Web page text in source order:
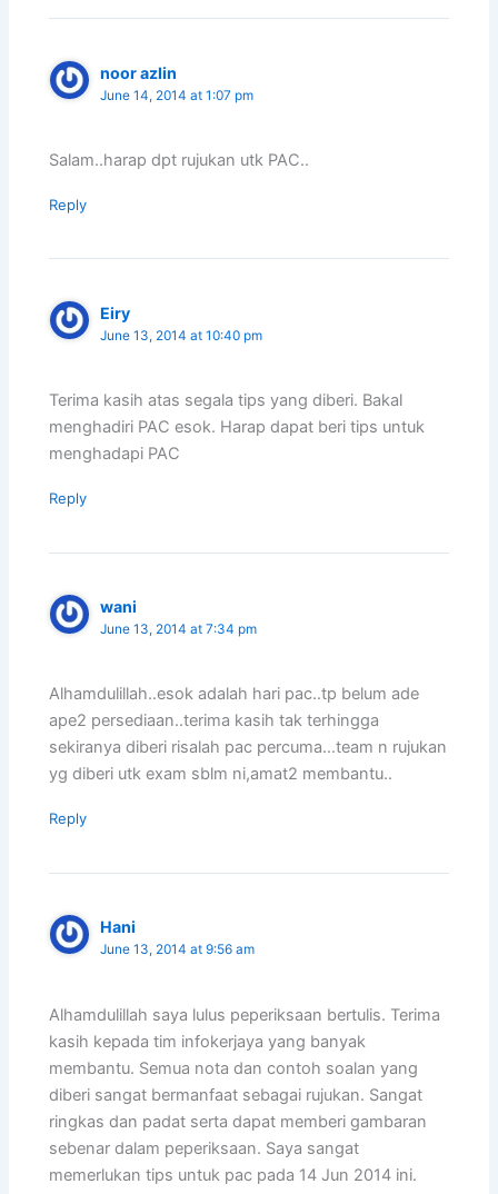
noor azlin
June 14, 2014 at 1:07 pm
Salam..harap dpt rujukan utk PAC..
Reply
Eiry
June 13, 2014 at 10:40 pm
Terima kasih atas segala tips yang diberi. Bakal
menghadiri PAC esok. Harap dapat beri tips untuk
menghadapi PAC
Reply
wani
June 13, 2014 at 7:34 pm
Alhamdulillah..esok adalah hari pac..tp belum ade
ape2 persediaan..terima kasih tak terhingga
sekiranya diberi risalah pac percuma…team n rujukan
yg diberi utk exam sblm ni,amat2 membantu..
Reply
Hani
June 13, 2014 at 9:56 am
Alhamdulillah saya lulus peperiksaan bertulis. Terima
kasih kepada tim infokerjaya yang banyak
membantu. Semua nota dan contoh soalan yang
diberi sangat bermanfaat sebagai rujukan. Sangat
ringkas dan padat serta dapat memberi gambaran
sebenar dalam peperiksaan. Saya sangat
memerlukan tips untuk pac pada 14 Jun 2014 ini.